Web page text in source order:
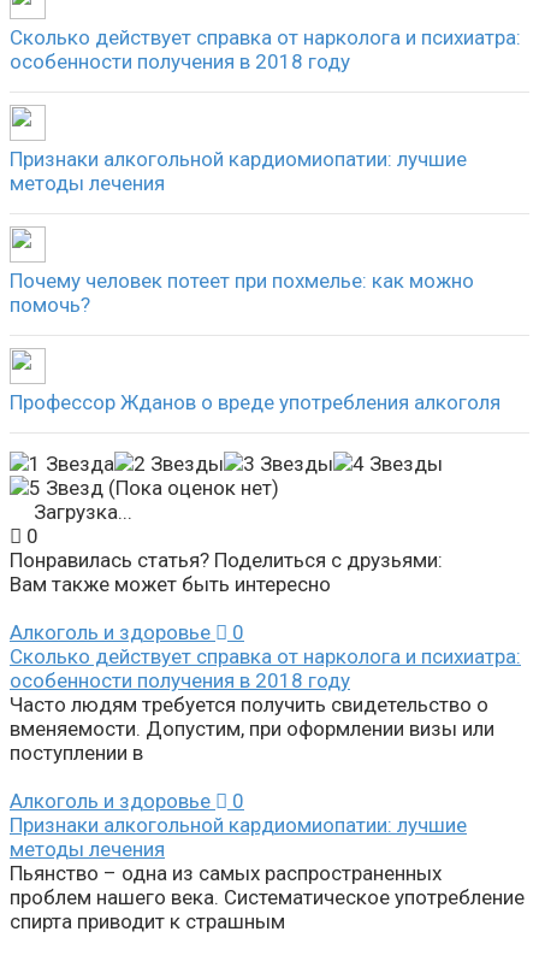
Сколько действует справка от нарколога и психиатра:
особенности получения в 2018 году
Признаки алкогольной кардиомиопатии: лучшие
методы лечения
Почему человек потеет при похмелье: как можно
помочь?
Профессор Жданов о вреде употребления алкоголя
(Пока оценок нет)
Загрузка...
0
Понравилась статья? Поделиться с друзьями:
Вам также может быть интересно
Алкоголь и здоровье
0
Сколько действует справка от нарколога и психиатра:
особенности получения в 2018 году
Часто людям требуется получить свидетельство о
вменяемости. Допустим, при оформлении визы или
поступлении в
Алкоголь и здоровье
0
Признаки алкогольной кардиомиопатии: лучшие
методы лечения
Пьянство – одна из самых распространенных
проблем нашего века. Систематическое употребление
спирта приводит к страшным